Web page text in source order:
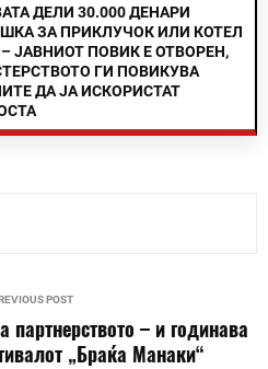
ДЕЛИ 30.000 ДЕНАРИ
ЗА ПРИКЛУЧОК ИЛИ КОТЕЛ
ЈАВНИОТ ПОВИК Е ОТВОРЕН,
ГИ ПОВИКУВА
ДА ЈА ИСКОРИСТАТ
POST
– и годинава
„Браќа Манаки“